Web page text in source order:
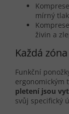
mírný
živin a
Každá
Funkční
ergonomickým
pletení jsou
svůj specifický